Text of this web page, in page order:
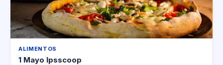
ALIMENTOS
1 Mayo Ipsscoop